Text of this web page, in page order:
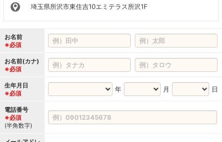
埼玉県所沢市東住吉10エミテラス所沢1F
お名前
※必須
お名前(カナ)
※必須
生年月日
※必須
年 月 日
電話番号
※必須
(半角数字)